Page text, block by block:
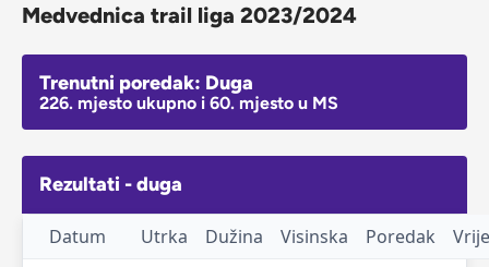
Medvednica trail liga 2023/2024
Trenutni poredak: Duga
226. mjesto ukupno i 60. mjesto u MS
Rezultati - duga
Datum Utrka Dužina Visinska Poredak